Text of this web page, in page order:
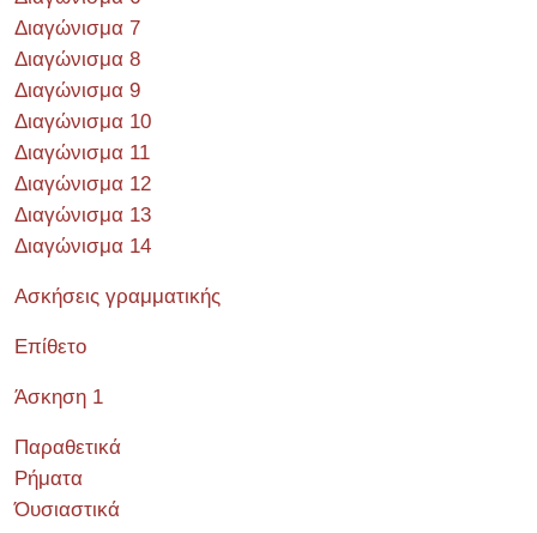
Διαγώνισμα 7
Διαγώνισμα 8
Διαγώνισμα 9
Διαγώνισμα 10
Διαγώνισμα 11
Διαγώνισμα 12
Διαγώνισμα 13
Διαγώνισμα 14
Ασκήσεις γραμματικής
Επίθετο
Άσκηση 1
Παραθετικά
Ρήματα
Όυσιαστικά